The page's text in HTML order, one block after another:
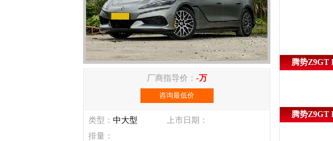
厂商指导价： -万
咨询最低价
类型： 中大型
上市日期：
排量：
腾势Z9GT
腾势Z9GT